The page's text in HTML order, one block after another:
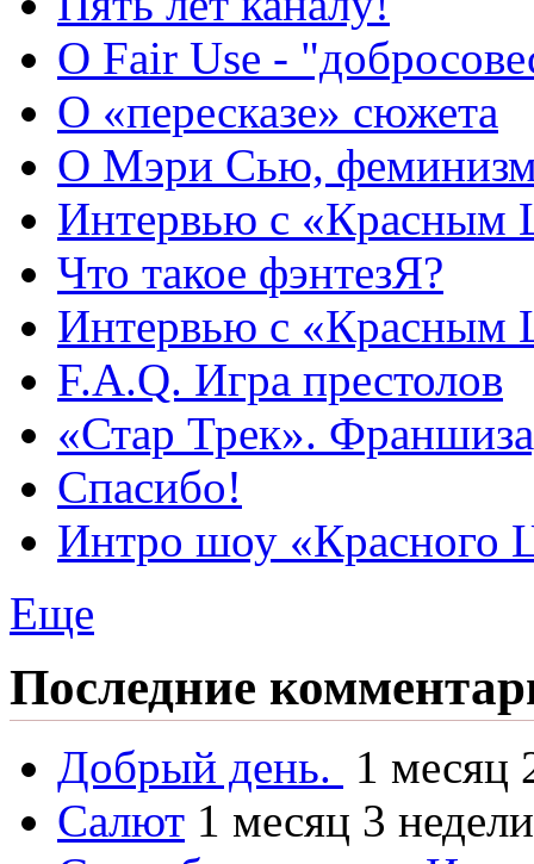
О Fair Use -
О «пересказе» сюжета
О Мэри Сью,
Интервью с
Что такое фэнтезЯ?
Интервью с
F.A.Q. Игра престолов
«Стар Трек».
Спасибо!
Интро шоу «Красного
Еще
Последние
Добрый день. 1 месяц
Салют 1 месяц 3